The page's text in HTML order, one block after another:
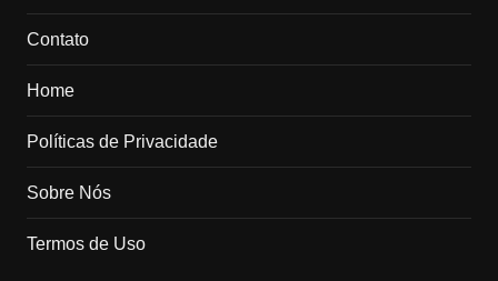
Contato
Home
Políticas de Privacidade
Sobre Nós
Termos de Uso